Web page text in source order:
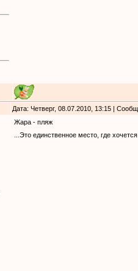
Дата: Четверг, 08.07.2010, 13:15 |
Жара - пляж
...Это единственное место, где